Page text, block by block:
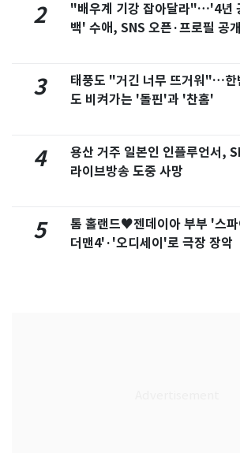
2
"배우계 기강 잡아달라"…'4년
백' 수애, SNS 오픈·프로필 공개
3
태풍도 "거긴 너무 뜨거워"…한
도 비켜가는 '돌핀'과 '찬홈'
4
용산 거주 일본인 인플루언서,
라이브방송 도중 사망
5
톰 홀랜드♥젠데이아 부부 '스파
더맨4'·'오디세이'로 극장 장악